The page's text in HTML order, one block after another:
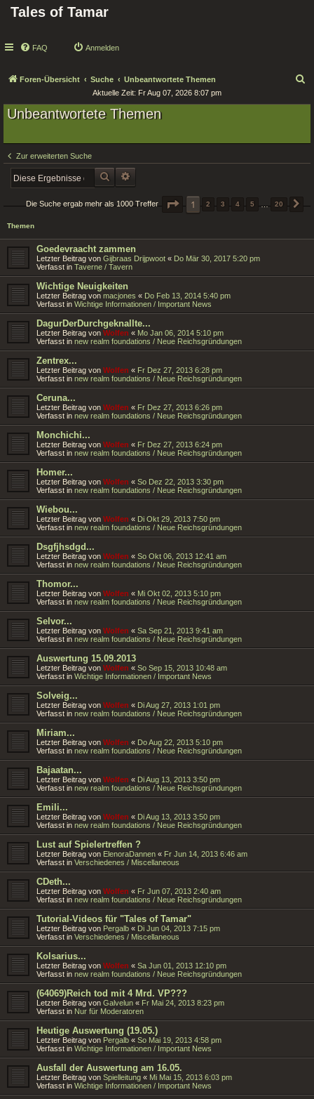
Tales of Tamar
FAQ Anmelden
Foren-Übersicht Suche Unbeantwortete Themen
e
Aktuelle Zeit: Fr Aug 07, 2026 8:07 pm
Unbeantwortete Themen
Zur erweiterten Suche
SUCHE
Die Suche ergab mehr als 1000 Treffer SEITE 1VON
1 2 3 4 5 … 20
Themen
Goedevraacht zammen
Letzter Beitrag von Gijbraas Drijpwoot « Do Mär 30, 2017 5:20 pm
Verfasst in Taverne / Tavern
Wichtige Neuigkeiten
Letzter Beitrag von macjones « Do Feb 13, 2014 5:40 pm
Verfasst in Wichtige Informationen / Important News
DagurDerDurchgeknallte...
Letzter Beitrag von Wolfen « Mo Jan 06, 2014 5:10 pm
Verfasst in new realm foundations / Neue Reichsgründungen
Zentrex...
Letzter Beitrag von Wolfen « Fr Dez 27, 2013 6:28 pm
Verfasst in new realm foundations / Neue Reichsgründungen
Ceruna...
Letzter Beitrag von Wolfen « Fr Dez 27, 2013 6:26 pm
Verfasst in new realm foundations / Neue Reichsgründungen
Monchichi...
Letzter Beitrag von Wolfen « Fr Dez 27, 2013 6:24 pm
Verfasst in new realm foundations / Neue Reichsgründungen
Homer...
Letzter Beitrag von Wolfen « So Dez 22, 2013 3:30 pm
Verfasst in new realm foundations / Neue Reichsgründungen
Wiebou...
Letzter Beitrag von Wolfen « Di Okt 29, 2013 7:50 pm
Verfasst in new realm foundations / Neue Reichsgründungen
Dsgfjhsdgd...
Letzter Beitrag von Wolfen « So Okt 06, 2013 12:41 am
Verfasst in new realm foundations / Neue Reichsgründungen
Thomor...
Letzter Beitrag von Wolfen « Mi Okt 02, 2013 5:10 pm
Verfasst in new realm foundations / Neue Reichsgründungen
Selvor...
Letzter Beitrag von Wolfen « Sa Sep 21, 2013 9:41 am
Verfasst in new realm foundations / Neue Reichsgründungen
Auswertung 15.09.2013
Letzter Beitrag von Wolfen « So Sep 15, 2013 10:48 am
Verfasst in Wichtige Informationen / Important News
Solveig...
Letzter Beitrag von Wolfen « Di Aug 27, 2013 1:01 pm
Verfasst in new realm foundations / Neue Reichsgründungen
Miriam...
Letzter Beitrag von Wolfen « Do Aug 22, 2013 5:10 pm
Verfasst in new realm foundations / Neue Reichsgründungen
Bajaatan...
Letzter Beitrag von Wolfen « Di Aug 13, 2013 3:50 pm
Verfasst in new realm foundations / Neue Reichsgründungen
Emili...
Letzter Beitrag von Wolfen « Di Aug 13, 2013 3:50 pm
Verfasst in new realm foundations / Neue Reichsgründungen
Lust auf Spielertreffen ?
Letzter Beitrag von ElenoraDannen « Fr Jun 14, 2013 6:46 am
Verfasst in Verschiedenes / Miscellaneous
CDeth...
Letzter Beitrag von Wolfen « Fr Jun 07, 2013 2:40 am
Verfasst in new realm foundations / Neue Reichsgründungen
Tutorial-Videos für "Tales of Tamar"
Letzter Beitrag von Pergalb « Di Jun 04, 2013 7:15 pm
Verfasst in Verschiedenes / Miscellaneous
Kolsarius...
Letzter Beitrag von Wolfen « Sa Jun 01, 2013 12:10 pm
Verfasst in new realm foundations / Neue Reichsgründungen
(64069)Reich tod mit 4 Mrd. VP???
Letzter Beitrag von Galvelun « Fr Mai 24, 2013 8:23 pm
Verfasst in Nur für Moderatoren
Heutige Auswertung (19.05.)
Letzter Beitrag von Pergalb « So Mai 19, 2013 4:58 pm
Verfasst in Wichtige Informationen / Important News
Ausfall der Auswertung am 16.05.
Letzter Beitrag von Spielleitung « Mi Mai 15, 2013 6:03 pm
Verfasst in Wichtige Informationen / Important News